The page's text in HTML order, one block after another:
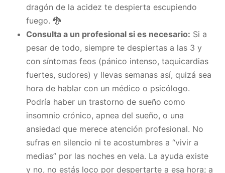
dragón de la acidez te despierta escupiendo
fuego. 🐉
Consulta a un profesional si es necesario: Si a
pesar de todo, siempre te despiertas a las 3 y
con síntomas feos (pánico intenso, taquicardias
fuertes, sudores) y llevas semanas así, quizá sea
hora de hablar con un médico o psicólogo.
Podría haber un trastorno de sueño como
insomnio crónico, apnea del sueño, o una
ansiedad que merece atención profesional. No
sufras en silencio ni te acostumbres a “vivir a
medias” por las noches en vela. La ayuda existe
y no, no estás loco por despertarte a esa hora; a